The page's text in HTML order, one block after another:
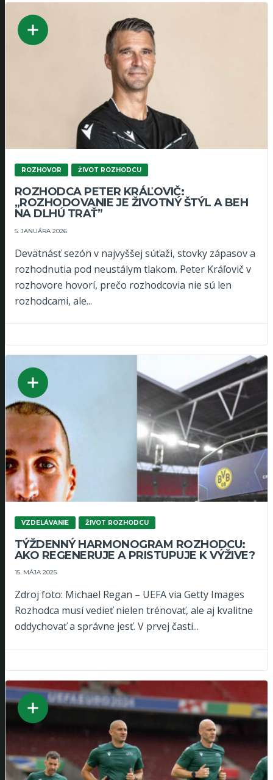
ROZHOVOR ŽIVOT ROZHODCU
ROZHODCA PETER KRÁĽOVIČ:
„ROZHODOVANIE JE ŽIVOTNÝ ŠTÝL A BEH
NA DLHÚ TRAŤ”
5. JANUÁRA 2026
Devätnásť sezón v najvyššej súťaži, stovky zápasov a
rozhodnutia pod neustálym tlakom. Peter Kráľovič v
rozhovore hovorí, prečo rozhodcovia nie sú len
rozhodcami, ale...
VZDELÁVANIE ŽIVOT ROZHODCU
TÝŽDENNÝ HARMONOGRAM ROZHODCU:
AKO REGENERUJE A PRISTUPUJE K VÝŽIVE?
15. MÁJA 2025
Zdroj foto: Michael Regan – UEFA via Getty Images
Rozhodca musí vedieť nielen trénovať, ale aj kvalitne
oddychovať a správne jesť. V prvej časti...